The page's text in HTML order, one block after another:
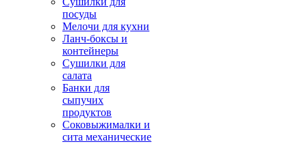
посуды
Мелочи для кухни
Ланч-боксы и
контейнеры
Сушилки для
салата
Банки для
сыпучих
продуктов
Соковыжималки и
сита механические